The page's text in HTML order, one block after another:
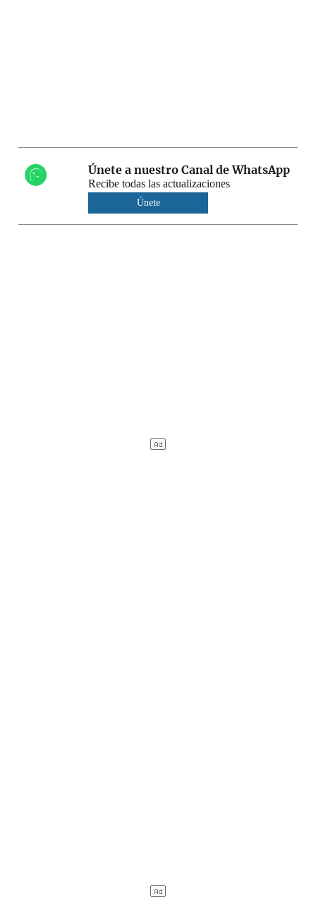
Únete a nuestro Canal de WhatsApp
Recibe todas las actualizaciones
Únete